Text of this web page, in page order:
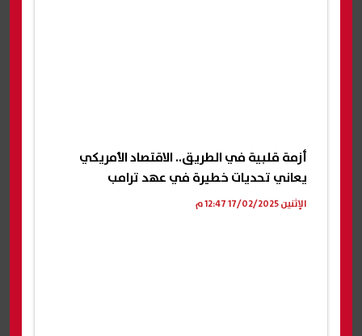
أزمة قلبية في الطريق.. الاقتصاد الأمريكي
يعاني تحديات خطيرة في عهد ترامب
الإثنين 17/02/2025 12:47 م